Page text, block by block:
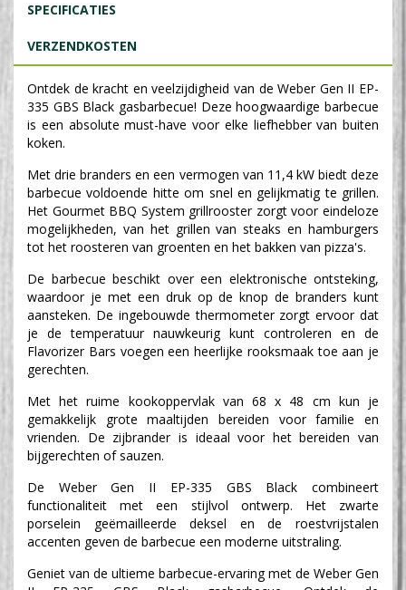
SPECIFICATIES
VERZENDKOSTEN
Ontdek de kracht en veelzijdigheid van de Weber Gen II EP-
335 GBS Black gasbarbecue! Deze hoogwaardige barbecue
is een absolute must-have voor elke liefhebber van buiten
koken.
Met drie branders en een vermogen van 11,4 kW biedt deze
barbecue voldoende hitte om snel en gelijkmatig te grillen.
Het Gourmet BBQ System grillrooster zorgt voor eindeloze
mogelijkheden, van het grillen van steaks en hamburgers
tot het roosteren van groenten en het bakken van pizza's.
De barbecue beschikt over een elektronische ontsteking,
waardoor je met een druk op de knop de branders kunt
aansteken. De ingebouwde thermometer zorgt ervoor dat
je de temperatuur nauwkeurig kunt controleren en de
Flavorizer Bars voegen een heerlijke rooksmaak toe aan je
gerechten.
Met het ruime kookoppervlak van 68 x 48 cm kun je
gemakkelijk grote maaltijden bereiden voor familie en
vrienden. De zijbrander is ideaal voor het bereiden van
bijgerechten of sauzen.
De Weber Gen II EP-335 GBS Black combineert
functionaliteit met een stijlvol ontwerp. Het zwarte
porselein geëmailleerde deksel en de roestvrijstalen
accenten geven de barbecue een moderne uitstraling.
Geniet van de ultieme barbecue-ervaring met de Weber Gen